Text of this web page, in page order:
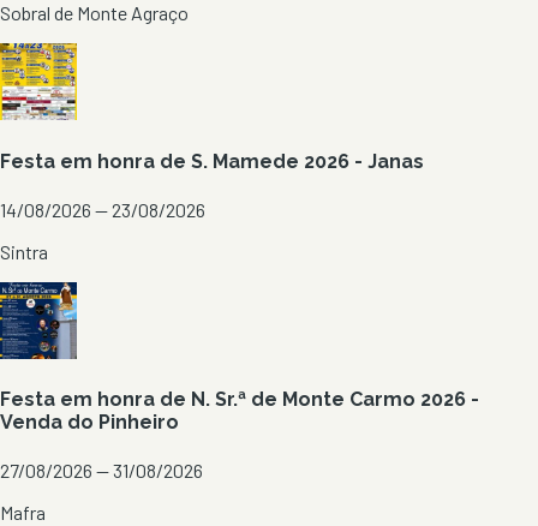
Sobral de Monte Agraço
Festa em honra de S. Mamede 2026 - Janas
14/08/2026 — 23/08/2026
Sintra
Festa em honra de N. Sr.ª de Monte Carmo 2026 -
Venda do Pinheiro
27/08/2026 — 31/08/2026
Mafra